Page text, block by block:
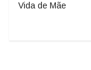
Vida de Mãe